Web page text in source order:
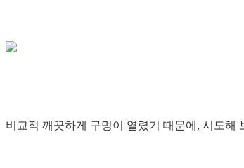
비교적 깨끗하게 구멍이 열렸기 때문에, 시도해